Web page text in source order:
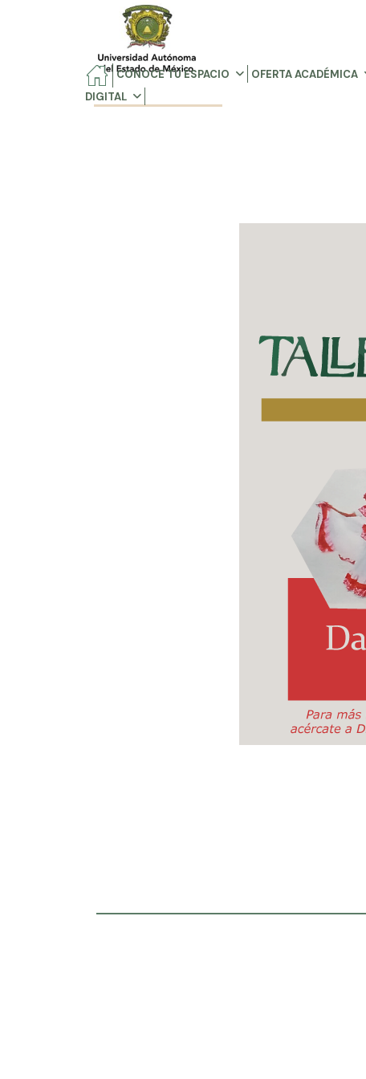
CONOCE TU ESPACIO OFERTA ACADÉMICA
DIGITAL